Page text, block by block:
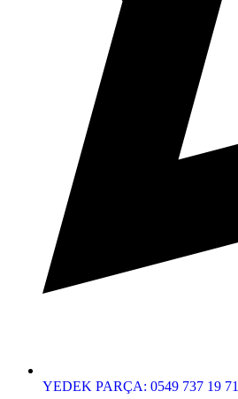
YEDEK PARÇA: 0549 737 19 71